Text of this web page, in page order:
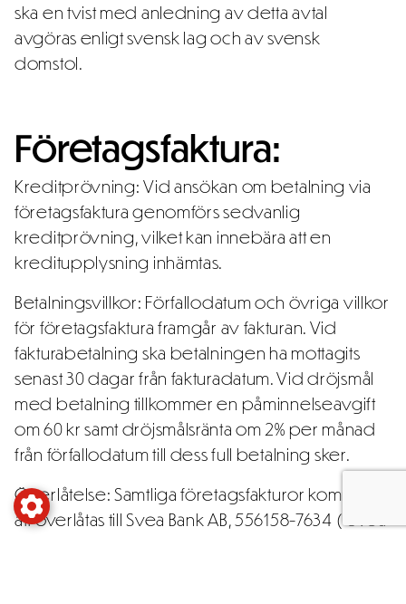
ska en tvist med anledning av detta avtal
avgöras enligt svensk lag och av svensk
domstol.
Företagsfaktura:
Kreditprövning: Vid ansökan om betalning via
företagsfaktura genomförs sedvanlig
kreditprövning, vilket kan innebära att en
kreditupplysning inhämtas.
Betalningsvillkor: Förfallodatum och övriga villkor
för företagsfaktura framgår av fakturan. Vid
fakturabetalning ska betalningen ha mottagits
senast 30 dagar från fakturadatum. Vid dröjsmål
med betalning tillkommer en påminnelseavgift
om 60 kr samt dröjsmålsränta om 2% per månad
från förfallodatum till dess full betalning sker.
Överlåtelse: Samtliga företagsfakturor kommer
att överlåtas till Svea Bank AB, 556158-7634 (”Svea